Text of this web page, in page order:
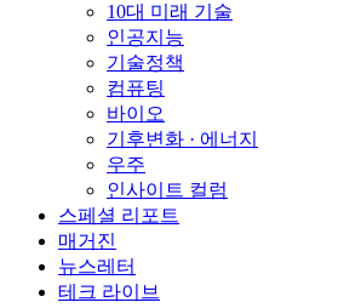
10대 미래 기술
인공지능
기술정책
컴퓨팅
바이오
기후변화 · 에너지
우주
인사이트 컬럼
스페셜 리포트
매거진
뉴스레터
테크 라이브